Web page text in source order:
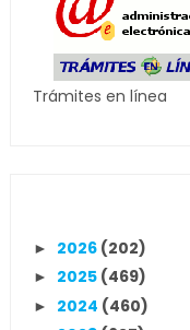
Trámites en línea
► 2026 (202)
► 2025 (469)
► 2024 (460)